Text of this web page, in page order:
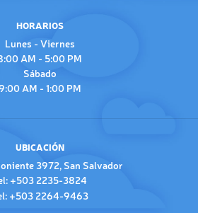
HORARIOS
Lunes - Viernes
AM - 5:00 PM
Sábado
AM - 1:00 PM
UBICACIÓN
3972, San Salvador
+503 2235-3824
+503 2264-9463